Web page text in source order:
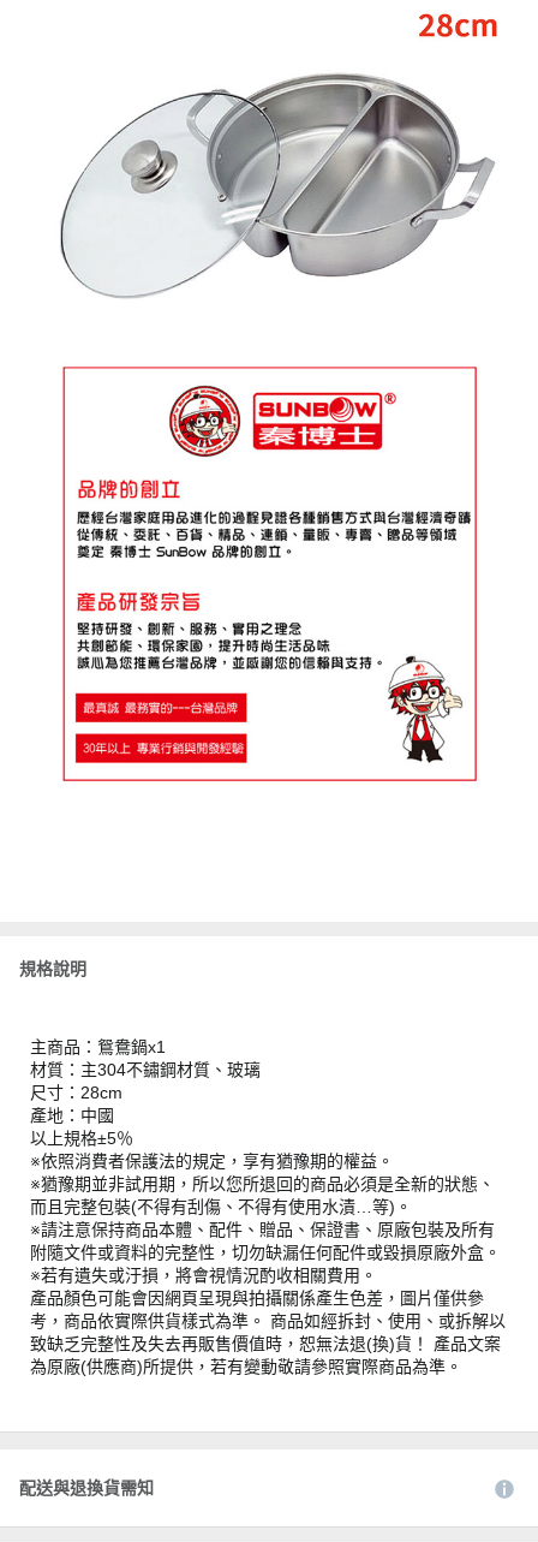
規格說明
主商品：鴛鴦鍋x1
材質：主304不鏽鋼材質、玻璃
尺寸：28cm
產地：中國
以上規格±5％
※依照消費者保護法的規定，享有猶豫期的權益。
※猶豫期並非試用期，所以您所退回的商品必須是全新的狀態、
而且完整包裝(不得有刮傷、不得有使用水漬…等)。
※請注意保持商品本體、配件、贈品、保證書、原廠包裝及所有
附隨文件或資料的完整性，切勿缺漏任何配件或毀損原廠外盒。
※若有遺失或汙損，將會視情況酌收相關費用。
產品顏色可能會因網頁呈現與拍攝關係產生色差，圖片僅供參
考，商品依實際供貨樣式為準。 商品如經拆封、使用、或拆解以
致缺乏完整性及失去再販售價值時，恕無法退(換)貨！ 產品文案
為原廠(供應商)所提供，若有變動敬請參照實際商品為準。
配送與退換貨需知